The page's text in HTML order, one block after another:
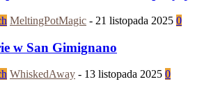
MeltingPotMagic - 21 listopada 2025 0
w San Gimignano
WhiskedAway - 13 listopada 2025 0